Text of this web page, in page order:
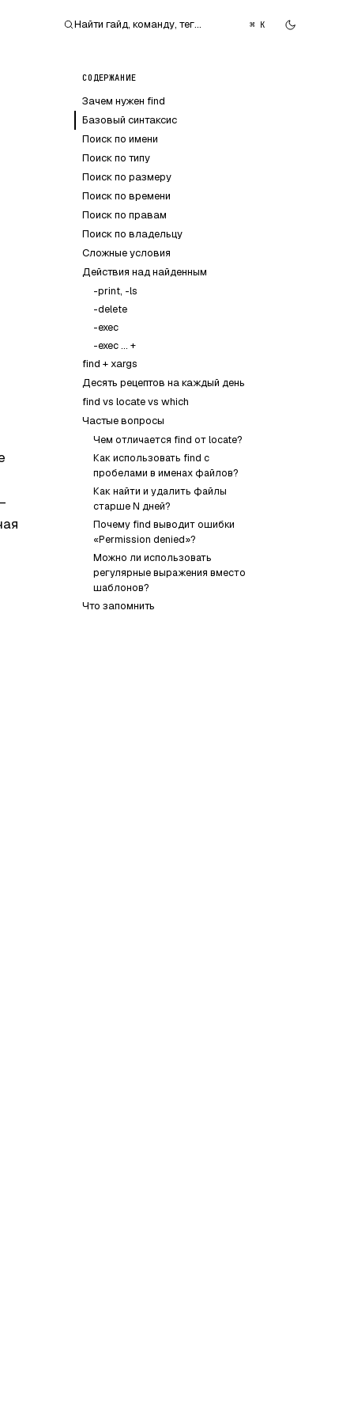
Найти гайд, команду, тег… ⌘ K
СОДЕРЖАНИЕ
Зачем нужен find
Базовый синтаксис
Поиск по имени
Поиск по типу
Поиск по размеру
Поиск по времени
Поиск по правам
Поиск по владельцу
Сложные условия
Действия над найденным
-print, -ls
-delete
-exec
-exec ... +
find + xargs
Десять рецептов на каждый день
find vs locate vs which
Частые вопросы
Чем отличается find от locate?
Как использовать find с
пробелами в именах файлов?
Как найти и удалить файлы
старше N дней?
Почему find выводит ошибки
«Permission denied»?
Можно ли использовать
регулярные выражения вместо
шаблонов?
Что запомнить